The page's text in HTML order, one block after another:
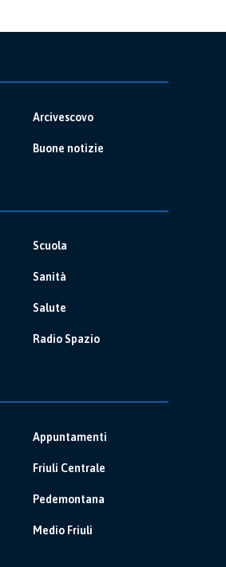
Arcivescovo
Buone notizie
Scuola
Sanità
Salute
Radio Spazio
Appuntamenti
Friuli Centrale
Pedemontana
Medio Friuli